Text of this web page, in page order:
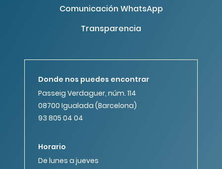
Comunicación WhatsApp
Transparencia
Donde nos puedes encontrar
Passeig Verdaguer, núm. 114
08700 Igualada (Barcelona)
93 805 04 04
Horario
De lunes a jueves